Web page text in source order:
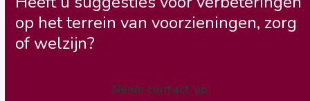
op het terrein van voorzieningen, zorg
of welzijn?
Neem contact op